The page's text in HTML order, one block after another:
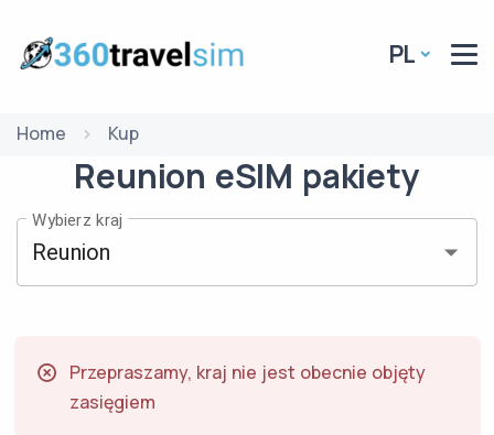
PL
Home Kup
Reunion eSIM pakiety
Wybierz kraj
Przepraszamy, kraj nie jest obecnie objęty
zasięgiem